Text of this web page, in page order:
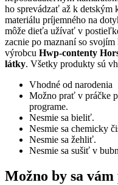
ho sprevádzať až k detským
materiálu príjemného na
môže dieťa užívať v
zacnie po maznaní so
výrobcu Hwp-contenty
látky. Všetky produkty sú
Vhodné od narodenia
Možno prať v práčke
programe.
Nesmie sa bieliť.
Nesmie sa chemicky
Nesmie sa žehliť.
Nesmie sa sušiť v
Možno by sa vám